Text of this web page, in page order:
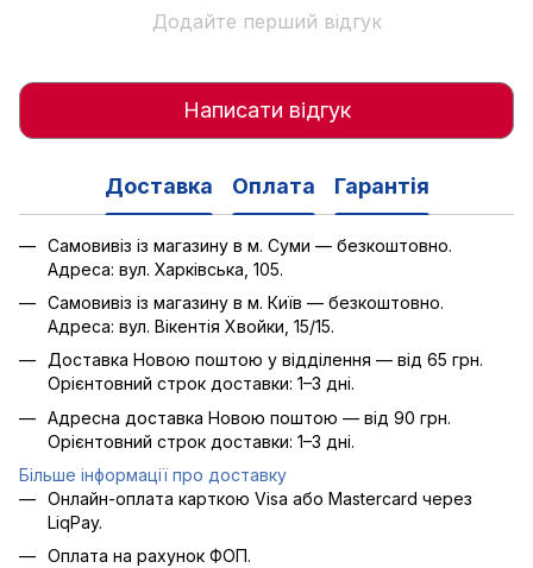
Додайте перший відгук
Написати відгук
Доставка Оплата Гарантія
Самовивіз із магазину в м. Суми — безкоштовно.
Адреса: вул. Харківська, 105.
Самовивіз із магазину в м. Київ — безкоштовно.
Адреса: вул. Вікентія Хвойки, 15/15.
Доставка Новою поштою у відділення — від 65 грн.
Орієнтовний строк доставки: 1–3 дні.
Адресна доставка Новою поштою — від 90 грн.
Орієнтовний строк доставки: 1–3 дні.
Більше інформації про доставку
Онлайн-оплата карткою Visa або Mastercard через
LiqPay.
Оплата на рахунок ФОП.